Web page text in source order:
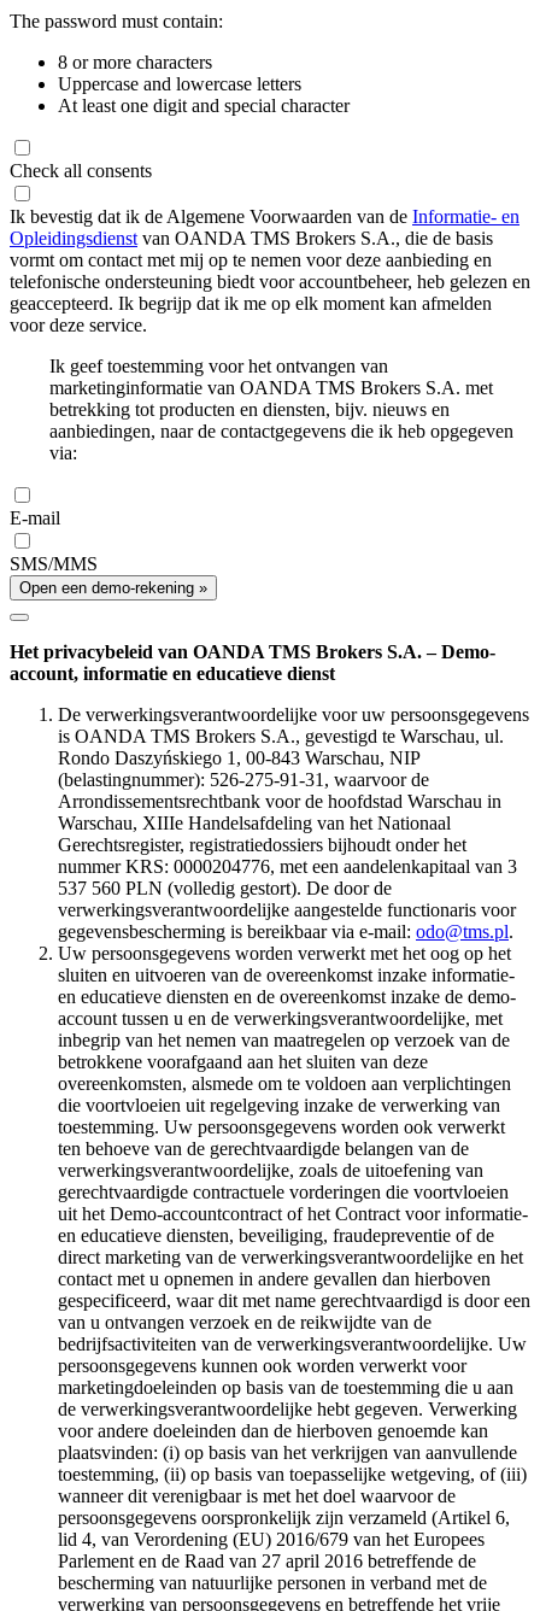
The password must contain:
8 or more characters
Uppercase and lowercase letters
At least one digit and special character
Check all consents
Ik bevestig dat ik de Algemene Voorwaarden van de Informatie- en
Opleidingsdienst van OANDA TMS Brokers S.A., die de basis
vormt om contact met mij op te nemen voor deze aanbieding en
telefonische ondersteuning biedt voor accountbeheer, heb gelezen en
geaccepteerd. Ik begrijp dat ik me op elk moment kan afmelden
voor deze service.
Ik geef toestemming voor het ontvangen van
marketinginformatie van OANDA TMS Brokers S.A. met
betrekking tot producten en diensten, bijv. nieuws en
aanbiedingen, naar de contactgegevens die ik heb opgegeven
via:
E-mail
SMS/MMS
Open een demo-rekening »
Het privacybeleid van OANDA TMS Brokers S.A. – Demo-
account, informatie en educatieve dienst
De verwerkingsverantwoordelijke voor uw persoonsgegevens
is OANDA TMS Brokers S.A., gevestigd te Warschau, ul.
Rondo Daszyńskiego 1, 00-843 Warschau, NIP
(belastingnummer): 526-275-91-31, waarvoor de
Arrondissementsrechtbank voor de hoofdstad Warschau in
Warschau, XIIIe Handelsafdeling van het Nationaal
Gerechtsregister, registratiedossiers bijhoudt onder het
nummer KRS: 0000204776, met een aandelenkapitaal van 3
537 560 PLN (volledig gestort). De door de
verwerkingsverantwoordelijke aangestelde functionaris voor
gegevensbescherming is bereikbaar via e-mail: odo@tms.pl.
Uw persoonsgegevens worden verwerkt met het oog op het
sluiten en uitvoeren van de overeenkomst inzake informatie-
en educatieve diensten en de overeenkomst inzake de demo-
account tussen u en de verwerkingsverantwoordelijke, met
inbegrip van het nemen van maatregelen op verzoek van de
betrokkene voorafgaand aan het sluiten van deze
overeenkomsten, alsmede om te voldoen aan verplichtingen
die voortvloeien uit regelgeving inzake de verwerking van
toestemming. Uw persoonsgegevens worden ook verwerkt
ten behoeve van de gerechtvaardigde belangen van de
verwerkingsverantwoordelijke, zoals de uitoefening van
gerechtvaardigde contractuele vorderingen die voortvloeien
uit het Demo-accountcontract of het Contract voor informatie-
en educatieve diensten, beveiliging, fraudepreventie of de
direct marketing van de verwerkingsverantwoordelijke en het
contact met u opnemen in andere gevallen dan hierboven
gespecificeerd, waar dit met name gerechtvaardigd is door een
van u ontvangen verzoek en de reikwijdte van de
bedrijfsactiviteiten van de verwerkingsverantwoordelijke. Uw
persoonsgegevens kunnen ook worden verwerkt voor
marketingdoeleinden op basis van de toestemming die u aan
de verwerkingsverantwoordelijke hebt gegeven. Verwerking
voor andere doeleinden dan de hierboven genoemde kan
plaatsvinden: (i) op basis van het verkrijgen van aanvullende
toestemming, (ii) op basis van toepasselijke wetgeving, of (iii)
wanneer dit verenigbaar is met het doel waarvoor de
persoonsgegevens oorspronkelijk zijn verzameld (Artikel 6,
lid 4, van Verordening (EU) 2016/679 van het Europees
Parlement en de Raad van 27 april 2016 betreffende de
bescherming van natuurlijke personen in verband met de
verwerking van persoonsgegevens en betreffende het vrije